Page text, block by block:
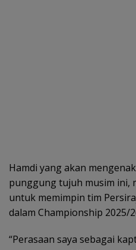
Hamdi yang akan
punggung tujuh musim ini,
untuk memimpin tim
dalam Championship 2025/
“Perasaan saya sebagai